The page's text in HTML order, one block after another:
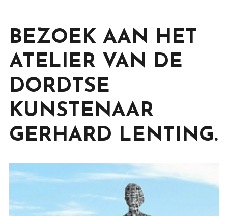
BEZOEK AAN HET
ATELIER VAN DE
DORDTSE
KUNSTENAAR
GERHARD LENTING.